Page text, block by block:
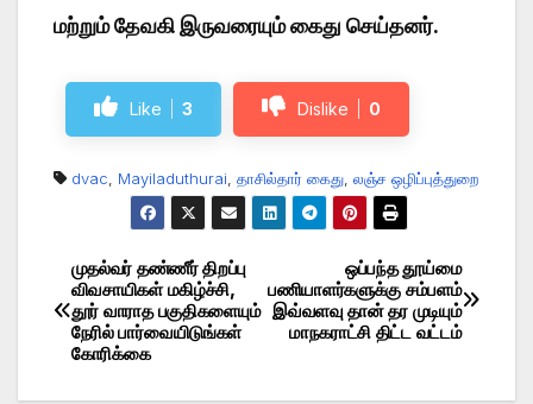
மற்றும் தேவகி இருவரையும் கைது செய்தனர்.
Like 3 Dislike 0
dvac Mayiladuthurai தாசில்தார் கைது லஞ்ச ஒழிப்புத்துறை
Post
navigation
ஒப்பந்த தூய்மை
பணியாளர்களுக்கு சம்பளம்
இவ்வளவு தான் தர முடியும்
மாநகராட்சி திட்ட வட்டம்
முதல்வர் தண்ணீர் திறப்பு
விவசாயிகள் மகிழ்ச்சி,
தூர் வாராத பகுதிகளையும்
நேரில் பார்வையிடுங்கள்
கோரிக்கை